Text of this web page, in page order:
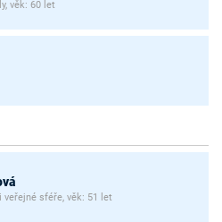
věk: 60 let
sféře, věk: 51 let